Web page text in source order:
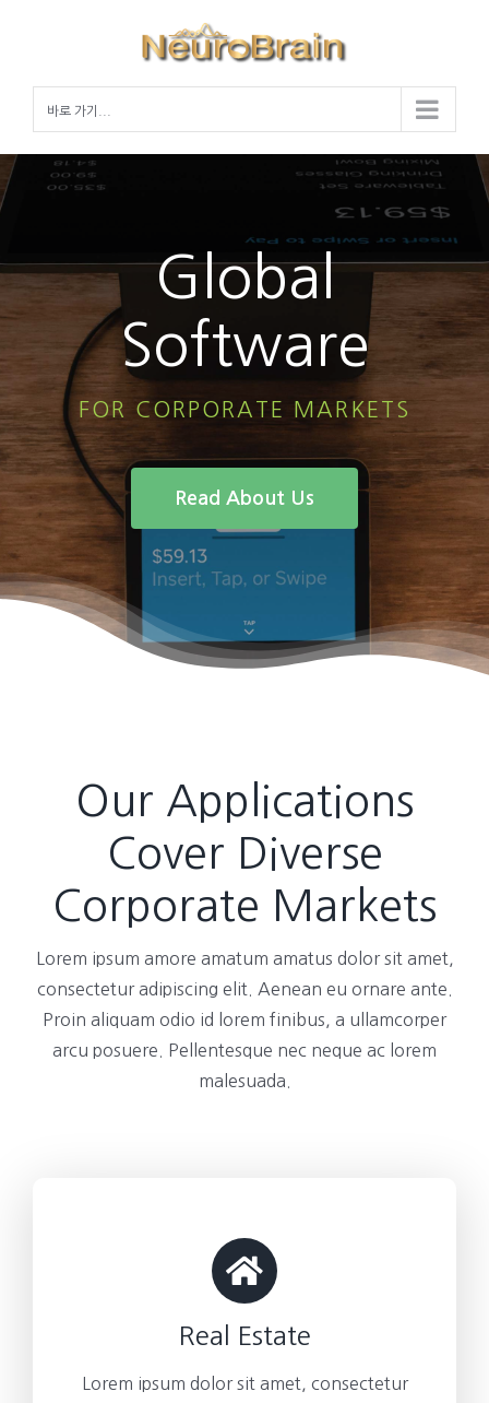
바로 가기...
Global
Software
FOR CORPORATE MARKETS
Read About Us
Our Applications
Cover Diverse
Corporate Markets
Lorem ipsum amore amatum amatus dolor sit amet,
consectetur adipiscing elit. Aenean eu ornare ante.
Proin aliquam odio id lorem finibus, a ullamcorper
arcu posuere. Pellentesque nec neque ac lorem
malesuada.
Real Estate
Lorem ipsum dolor sit amet, consectetur